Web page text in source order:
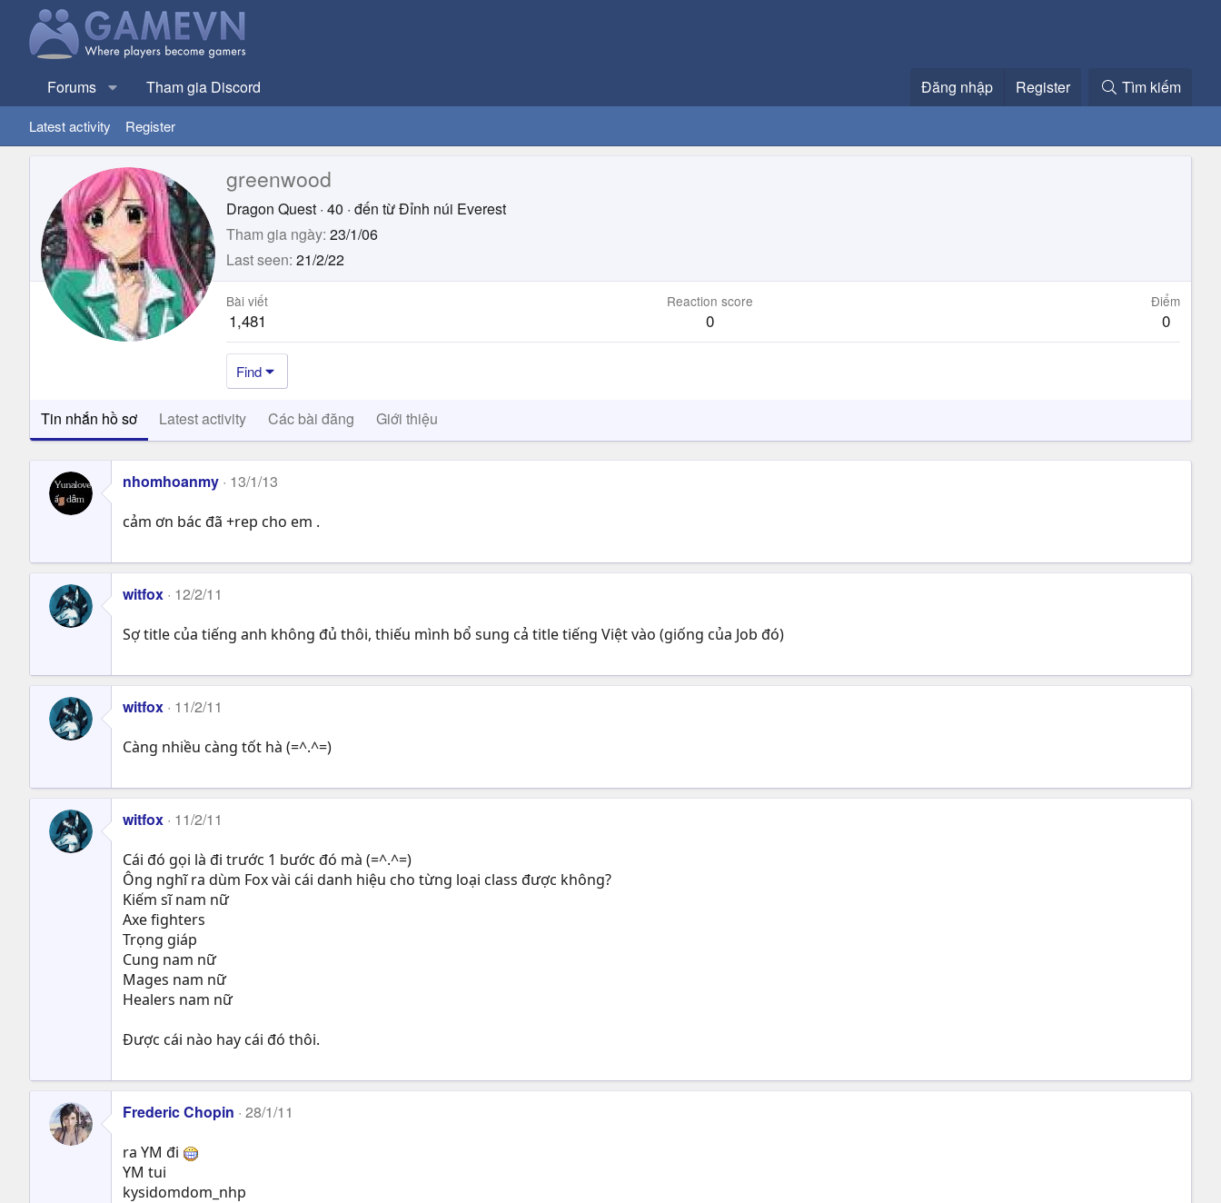
Forums Tham gia Discord Đăng nhập Register Tìm kiếm
Latest activity Register
greenwood
Dragon Quest · 40 · đến từĐỉnh núi Everest
Tham gia ngày 23/1/06
Last seen 21/2/22
Bài viết
1,481
Reaction score
0
Điểm
0
Find
Tin nhắn hồ sơ Latest activity Các bài đăng Giới thiệu
nhomhoanmy 13/1/13
cảm ơn bác đã +rep cho em .
witfox 12/2/11
Sợ title của tiếng anh không đủ thôi, thiếu mình bổ sung cả title tiếng Việt vào (giống của Job đó)
witfox 11/2/11
Càng nhiều càng tốt hà (=^.^=)
witfox 11/2/11
Cái đó gọi là đi trước 1 bước đó mà (=^.^=)
Ông nghĩ ra dùm Fox vài cái danh hiệu cho từng loại class được không?
Kiếm sĩ nam nữ
Axe fighters
Trọng giáp
Cung nam nữ
Mages nam nữ
Healers nam nữ
Được cái nào hay cái đó thôi.
Frederic Chopin 28/1/11
ra YM đi
YM tui
kysidomdom_nhp